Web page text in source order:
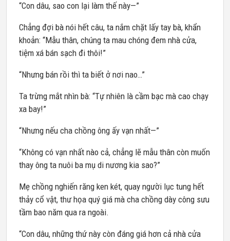
“Con dâu, sao con lại làm thế này—”
Chẳng đợi bà nói hết câu, ta nắm chặt lấy tay bà, khẩn
khoản: “Mẫu thân, chúng ta mau chóng đem nhà cửa,
tiệm xá bán sạch đi thôi!”
“Nhưng bán rồi thì ta biết ở nơi nao…”
Ta trừng mắt nhìn bà: “Tự nhiên là cầm bạc mà cao chạy
xa bay!”
“Nhưng nếu cha chồng ông ấy vạn nhất—”
“Không có vạn nhất nào cả, chẳng lẽ mẫu thân còn muốn
thay ông ta nuôi ba mụ di nương kia sao?”
Mẹ chồng nghiến răng ken két, quay người lục tung hết
thảy cổ vật, thư họa quý giá mà cha chồng dày công sưu
tầm bao năm qua ra ngoài.
“Con dâu, những thứ này còn đáng giá hơn cả nhà cửa